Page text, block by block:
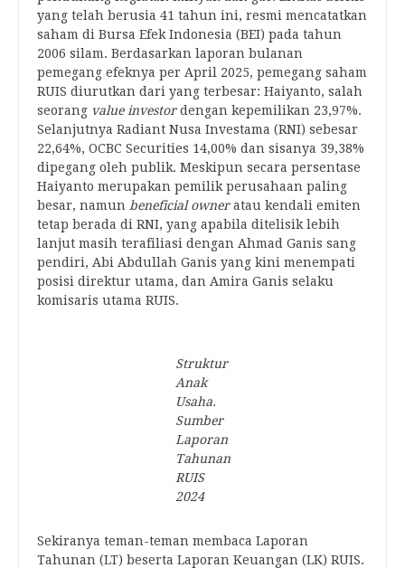
yang telah berusia 41 tahun ini, resmi mencatatkan
saham di Bursa Efek Indonesia (BEI) pada tahun
2006 silam. Berdasarkan laporan bulanan
pemegang efeknya per April 2025, pemegang saham
RUIS diurutkan dari yang terbesar: Haiyanto, salah
seorang value investordengan kepemilikan 23,97%.
Selanjutnya Radiant Nusa Investama (RNI) sebesar
22,64%, OCBC Securities 14,00% dan sisanya 39,38%
dipegang oleh publik. Meskipun secara persentase
Haiyanto merupakan pemilik perusahaan paling
besar, namun beneficial owneratau kendali emiten
tetap berada di RNI, yang apabila ditelisik lebih
lanjut masih terafiliasi dengan Ahmad Ganis sang
pendiri, Abi Abdullah Ganis yang kini menempati
posisi direktur utama, dan Amira Ganis selaku
komisaris utama RUIS.
Struktur
Anak
Usaha.
Sumber
Laporan
Tahunan
RUIS
2024
Sekiranya teman-teman membaca Laporan
Tahunan (LT) beserta Laporan Keuangan (LK) RUIS.